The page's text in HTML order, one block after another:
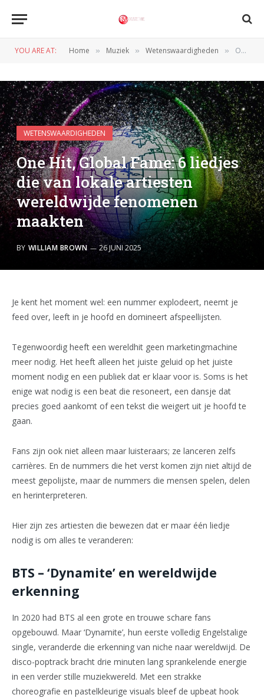
YOU ARE AT: Home » Muziek » Wetenswaardigheden » One Hit, Global Fame: 6 liedjes die van lokale artiesten wereldwijde fenomenen maakten
WETENSWAARDIGHEDEN
One Hit, Global Fame: 6 liedjes
die van lokale artiesten
wereldwijde fenomenen
maakten
BY WILLIAM BROWN 26 JUNI 2025
Je kent het moment wel: een nummer explodeert, neemt je
feed over, leeft in je hoofd en domineert afspeellijsten.
Tegenwoordig heeft een wereldhit geen marketingmachine
meer nodig. Het heeft alleen het juiste geluid op het juiste
moment nodig en een publiek dat er klaar voor is. Soms is het
enige wat nodig is een beat die resoneert, een dansje dat
precies goed aankomt of een tekst die weigert uit je hoofd te
gaan.
Fans zijn ook niet alleen maar luisteraars; ze lanceren zelfs
carrières. En de nummers die het verst komen zijn niet altijd de
meest gepolijste, maar de nummers die mensen spelen, delen
en herinterpreteren.
Hier zijn zes artiesten die bewezen dat er maar één liedje
nodig is om alles te veranderen:
BTS – ‘Dynamite’ en wereldwijde
erkenning
In 2020 had BTS al een grote en trouwe schare fans
opgebouwd. Maar ‘Dynamite’, hun eerste volledig Engelstalige
single, veranderde die erkenning van niche naar wereldwijd. De
disco-poptrack bracht drie minuten lang sprankelende energie
in een verder stille muziekwereld. Met een strakke
choreografie en pastelkleurige visuals bleef de upbeat hook